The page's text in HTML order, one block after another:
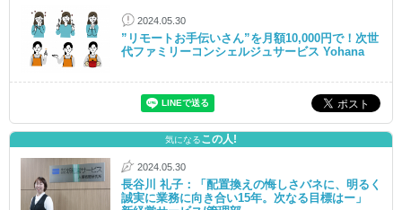
2024.05.30
”リモートお手伝いさん”を月額10,000円で！次世
代ファミリーコンシェルジュサービス Yohana
気になるこの人!
2024.05.30
長谷川 礼子：「配置換えの悔しさバネに、明るく
誠実に業務に向き合い15年。次なる目標はー」